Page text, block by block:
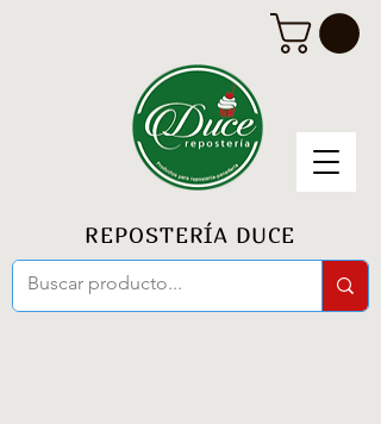
REPOSTERÍA DUCE